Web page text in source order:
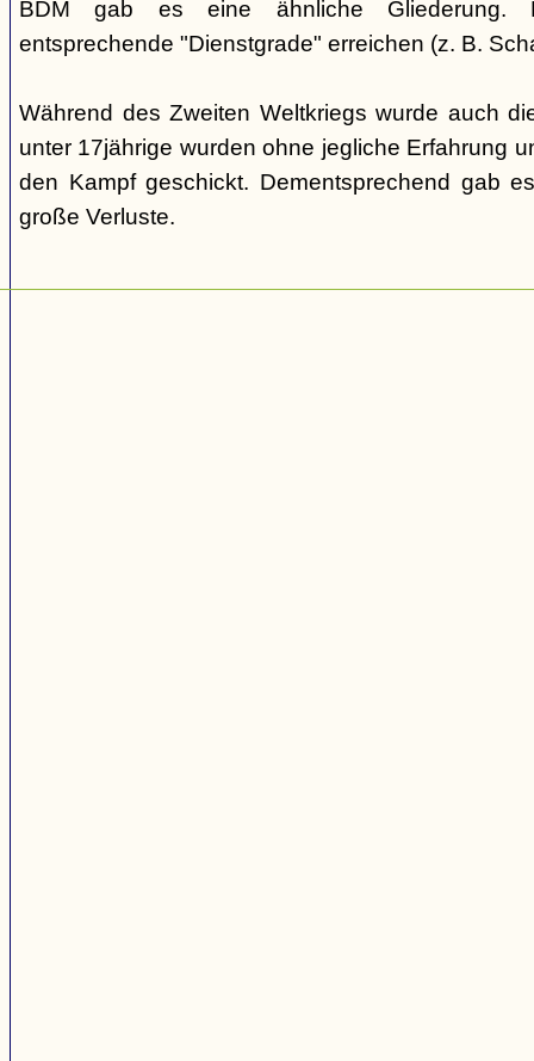
BDM gab es eine ähnliche Gliederung.
entsprechende "Dienstgrade" erreichen (z. B.
Während des Zweiten Weltkriegs wurde auch
unter 17jährige wurden ohne jegliche Erfahrung
den Kampf geschickt. Dementsprechend gab
große Verluste.